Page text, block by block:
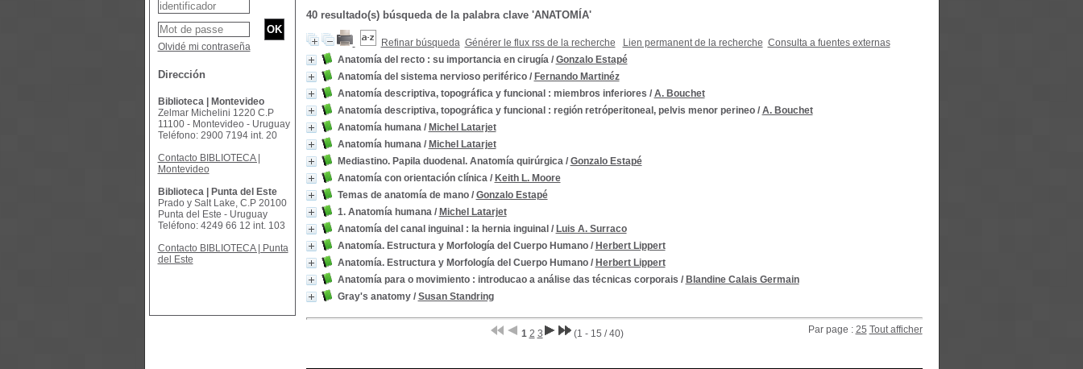
40 resultado(s) búsqueda de la palabra clave 'ANATOMÍA'
Refinar búsqueda Générer le flux rss de la recherche Lien permanent de la recherche Consulta a fuentes externas
Anatomía del recto : su importancia en cirugía/ Gonzalo Estapé
Anatomía del sistema nervioso periférico/ Fernando Martinéz
Anatomía descriptiva, topográfica y funcional : miembros inferiores / A. Bouchet
Anatomía descriptiva, topográfica y funcional : región retróperitoneal, pelvis menor perineo/ A. Bouchet
Anatomía humana/ Michel Latarjet
Anatomía humana/ Michel Latarjet
Mediastino. Papila duodenal. Anatomía quirúrgica/ Gonzalo Estapé
Anatomía con orientación clínica/ Keith L. Moore
Temas de anatomía de mano/ Gonzalo Estapé
1. Anatomía humana/ Michel Latarjet
Anatomía del canal inguinal : la hernia inguinal / Luis A. Surraco
Anatomía. Estructura y Morfología del Cuerpo Humano/ Herbert Lippert
Anatomía. Estructura y Morfología del Cuerpo Humano/ Herbert Lippert
Anatomía para o movimiento : introducao a análise das técnicas corporais / Blandine Calais Germain
Gray's anatomy/ Susan Standring
1 2 3 (1 - 15 / 40) Par page : 25 Tout afficher
Olvidé mi contraseña
Dirección
Biblioteca | Montevideo
Zelmar Michelini 1220 C.P
11100 - Montevideo - Uruguay
Teléfono: 2900 7194 int. 20
Contacto BIBLIOTECA |
Montevideo
Biblioteca | Punta del Este
Prado y Salt Lake, C.P 20100
Punta del Este - Uruguay
Teléfono: 4249 66 12 int. 103
Contacto BIBLIOTECA | Punta
del Este